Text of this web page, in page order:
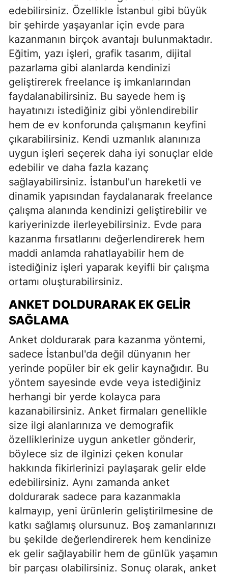
edebilirsiniz. Özellikle İstanbul gibi büyük
bir şehirde yaşayanlar için evde para
kazanmanın birçok avantajı bulunmaktadır.
Eğitim, yazı işleri, grafik tasarım, dijital
pazarlama gibi alanlarda kendinizi
geliştirerek freelance iş imkanlarından
faydalanabilirsiniz. Bu sayede hem iş
hayatınızı istediğiniz gibi yönlendirebilir
hem de ev konforunda çalışmanın keyfini
çıkarabilirsiniz. Kendi uzmanlık alanınıza
uygun işleri seçerek daha iyi sonuçlar elde
edebilir ve daha fazla kazanç
sağlayabilirsiniz. İstanbul'un hareketli ve
dinamik yapısından faydalanarak freelance
çalışma alanında kendinizi geliştirebilir ve
kariyerinizde ilerleyebilirsiniz. Evde para
kazanma fırsatlarını değerlendirerek hem
maddi anlamda rahatlayabilir hem de
istediğiniz işleri yaparak keyifli bir çalışma
ortamı oluşturabilirsiniz.
ANKET DOLDURARAK EK GELIR
SAĞLAMA
Anket doldurarak para kazanma yöntemi,
sadece İstanbul'da değil dünyanın her
yerinde popüler bir ek gelir kaynağıdır. Bu
yöntem sayesinde evde veya istediğiniz
herhangi bir yerde kolayca para
kazanabilirsiniz. Anket firmaları genellikle
size ilgi alanlarınıza ve demografik
özelliklerinize uygun anketler gönderir,
böylece siz de ilginizi çeken konular
hakkında fikirlerinizi paylaşarak gelir elde
edebilirsiniz. Aynı zamanda anket
doldurarak sadece para kazanmakla
kalmayıp, yeni ürünlerin geliştirilmesine de
katkı sağlamış olursunuz. Boş zamanlarınızı
bu şekilde değerlendirerek hem kendinize
ek gelir sağlayabilir hem de günlük yaşamın
bir parçası olabilirsiniz. Sonuç olarak, anket